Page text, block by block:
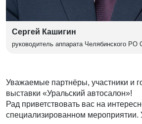
Сергей Кашигин
руководитель аппарата Челябинского
Уважаемые партнёры, участники и
выставки «Уральский автосалон»!
Рад приветствовать вас на
специализированном мероприятии.